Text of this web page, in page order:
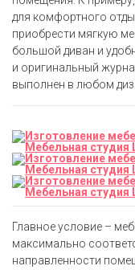
для комфортного
приобрести мягкую
большой диван и
и оригинальный
выполнен в любом
Главное условие –
максимально
направленности